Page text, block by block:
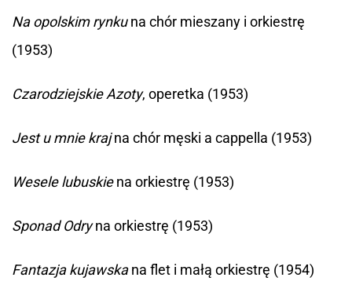
Na opolskim rynkuna chór mieszany i orkiestrę
(1953)
Czarodziejskie Azoty, operetka (1953)
Jest u mnie krajna chór męski a cappella (1953)
Wesele lubuskiena orkiestrę (1953)
Sponad Odryna orkiestrę (1953)
Fantazja kujawskana flet i małą orkiestrę (1954)